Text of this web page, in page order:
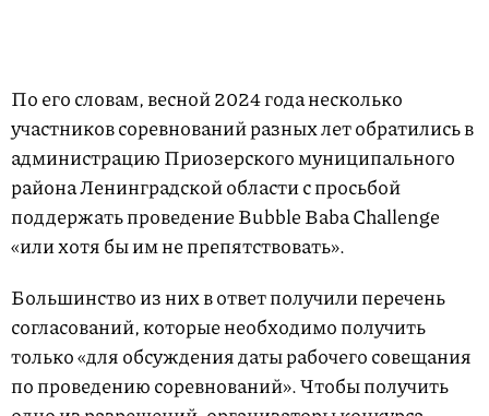
По его словам, весной 2024 года несколько
участников соревнований разных лет обратились в
администрацию Приозерского муниципального
района Ленинградской области с просьбой
поддержать проведение Bubble Baba Challenge
«или хотя бы им не препятствовать».
Большинство из них в ответ получили перечень
согласований, которые необходимо получить
только «для обсуждения даты рабочего совещания
по проведению соревнований». Чтобы получить